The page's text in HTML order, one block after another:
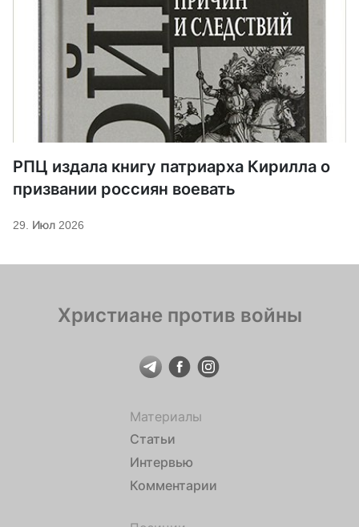
РПЦ издала книгу патриарха Кирилла о
призвании россиян воевать
29. Июл 2026
Христиане против войны
Материалы
Статьи
Интервью
Комментарии